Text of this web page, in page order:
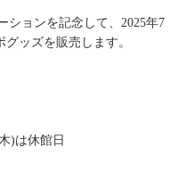
ションを記念して、2025年7
ッズを販売します。
)は休館日